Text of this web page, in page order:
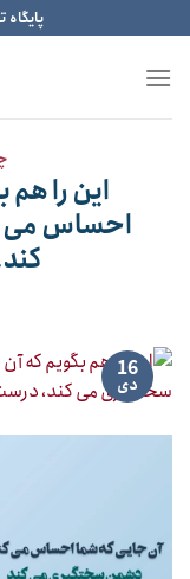
to
content
این را
احساس می
16
دی